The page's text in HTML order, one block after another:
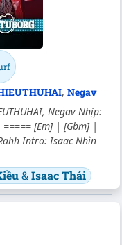
, Negav
Negav Nhịp:
[Em] | [Gbm] |
Intro: Isaac Nhìn
&Isaac Thái